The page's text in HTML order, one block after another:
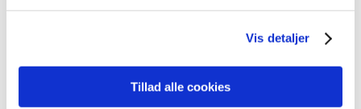
Vis detaljer
Tillad alle cookies
marts (3)